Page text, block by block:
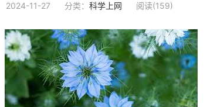
2024-11-27 分类： 科学上网 阅读(159)